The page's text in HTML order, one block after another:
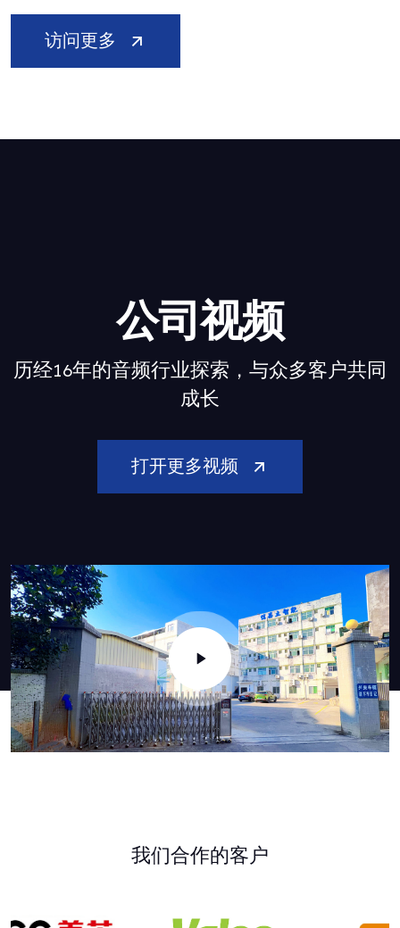
访问更多
公司视频
历经16年的音频行业探索，与众多客户共同
成长
打开更多视频
我们合作的客户